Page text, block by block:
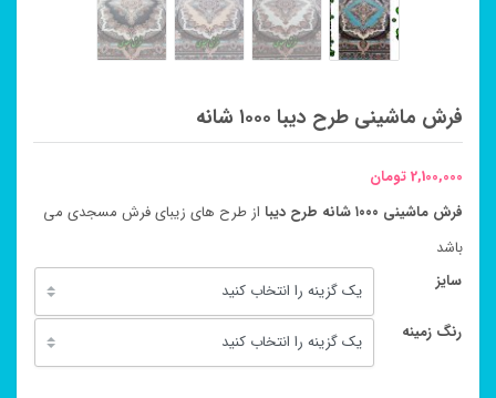
فرش ماشینی طرح دیبا ۱۰۰۰ شانه
2,100,000تومان
فرش ماشینی ۱۰۰۰ شانه طرح دیبا
از طرح های زیبای فرش مسجدی می
باشد
سایز
رنگ زمینه